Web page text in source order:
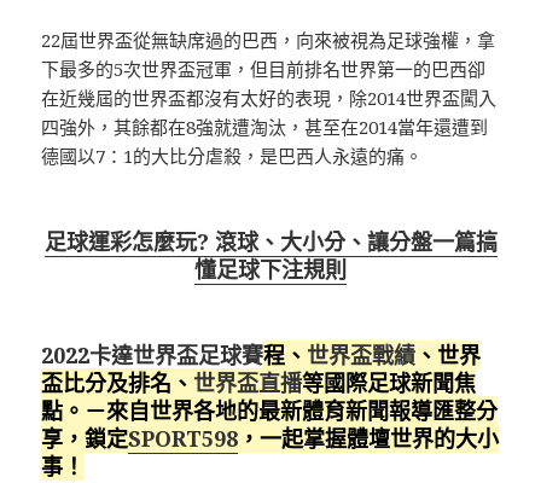
22屆世界盃從無缺席過的巴西，向來被視為足球強權，拿
下最多的5次世界盃冠軍，但目前排名世界第一的巴西卻
在近幾屆的世界盃都沒有太好的表現，除2014世界盃闖入
四強外，其餘都在8強就遭淘汰，甚至在2014當年還遭到
德國以7：1的大比分虐殺，是巴西人永遠的痛。
足球運彩怎麼玩? 滾球、大小分、讓分盤一篇搞
懂足球下注規則
2022卡達世界盃足球賽程、 世界盃戰績 、世界
盃比分及排名、 世界盃直播等國際足球新聞焦
點。－來自世界各地的最新體育新聞報導匯整分
享，鎖定SPORT598 ，一起掌握體壇世界的大小
事！